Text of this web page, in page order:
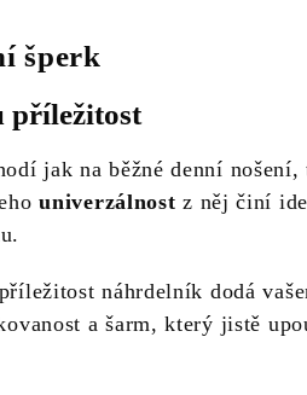
šperk
příležitost
jak na běžné denní nošení,
univerzálnost z něj činí
náhrdelník dodá
a šarm, který jistě